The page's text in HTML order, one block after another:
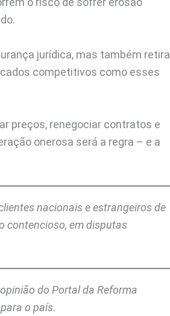
jurídica, mas também retira
competitivos como esses
preços, renegociar contratos e
onerosa será a regra – e a
nacionais e estrangeiros de
contencioso, em disputas
do Portal da Reforma
o país.